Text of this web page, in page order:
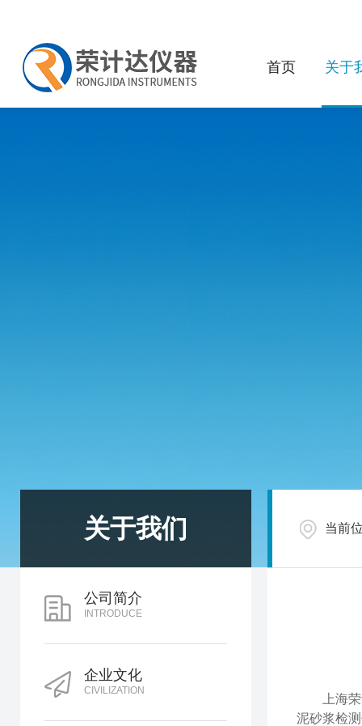
首页 关于
关于我们 当前
公司简介
INTRODUCE
企业文化
CIVILIZATION
上海荣计
泥砂浆检